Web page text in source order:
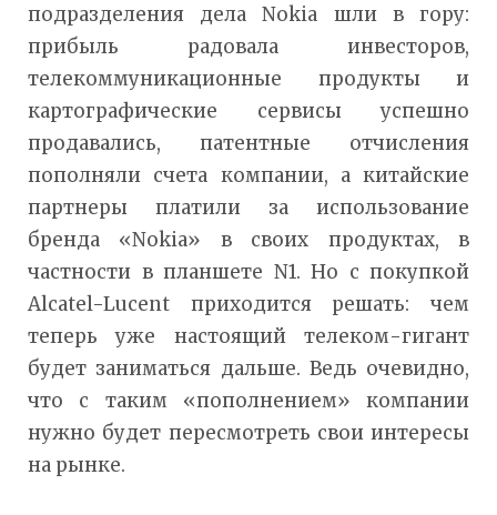
подразделения дела Nokia шли в гору:
прибыль радовала инвесторов,
телекоммуникационные продукты и
картографические сервисы успешно
продавались, патентные отчисления
пополняли счета компании, а китайские
партнеры платили за использование
бренда «Nokia» в своих продуктах, в
частности в планшете N1. Но с покупкой
Alcatel-Lucent приходится решать: чем
теперь уже настоящий телеком-гигант
будет заниматься дальше. Ведь очевидно,
что с таким «пополнением» компании
нужно будет пересмотреть свои интересы
на рынке.